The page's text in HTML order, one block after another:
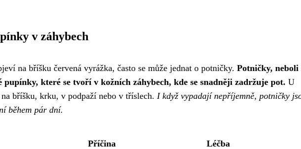
v záhybech
na bříšku červená vyrážka, často se může jednat o potničky. Potničky, neboli
které se tvoří v kožních záhybech, kde se snadněji zadržuje pot. U
bříšku, krku, v podpaží nebo v tříslech. I když vypadají nepříjemně, potničky
během pár dní.
Příčina Léčba